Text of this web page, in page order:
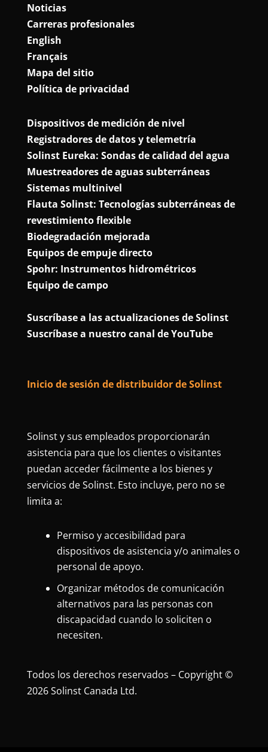
Noticias
Carreras profesionales
English
Français
Mapa del sitio
Política de privacidad
Dispositivos de medición de nivel
Registradores de datos y telemetría
Solinst Eureka: Sondas de calidad del agua
Muestreadores de aguas subterráneas
Sistemas multinivel
Flauta Solinst: Tecnologías subterráneas de
revestimiento flexible
Biodegradación mejorada
Equipos de empuje directo
Spohr: Instrumentos hidrométricos
Equipo de campo
Suscríbase a las actualizaciones de Solinst
Suscríbase a nuestro canal de YouTube
Inicio de sesión de distribuidor de Solinst
Solinst y sus empleados proporcionarán
asistencia para que los clientes o visitantes
puedan acceder fácilmente a los bienes y
servicios de Solinst. Esto incluye, pero no se
limita a:
Permiso y accesibilidad para
dispositivos de asistencia y/o animales o
personal de apoyo.
Organizar métodos de comunicación
alternativos para las personas con
discapacidad cuando lo soliciten o
necesiten.
Todos los derechos reservados – Copyright ©
2026 Solinst Canada Ltd.